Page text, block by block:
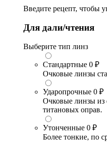
Введите рецепт, чтобы
Для дали/чтения
Выберите тип линз
Стандартные 0 ₽
Очковые линзы
Ударопрочные 0 ₽
Очковые линзы из
титановых оправ.
Утонченные 0 ₽
Более тонкие, по